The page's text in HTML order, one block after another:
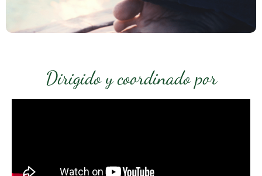
Dirigido y coordinado por